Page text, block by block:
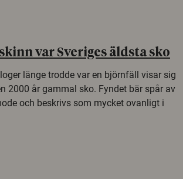
var Sveriges äldsta sko
länge trodde var en björnfäll visar sig
2000 år gammal sko. Fyndet bär spår av
och beskrivs som mycket ovanligt i